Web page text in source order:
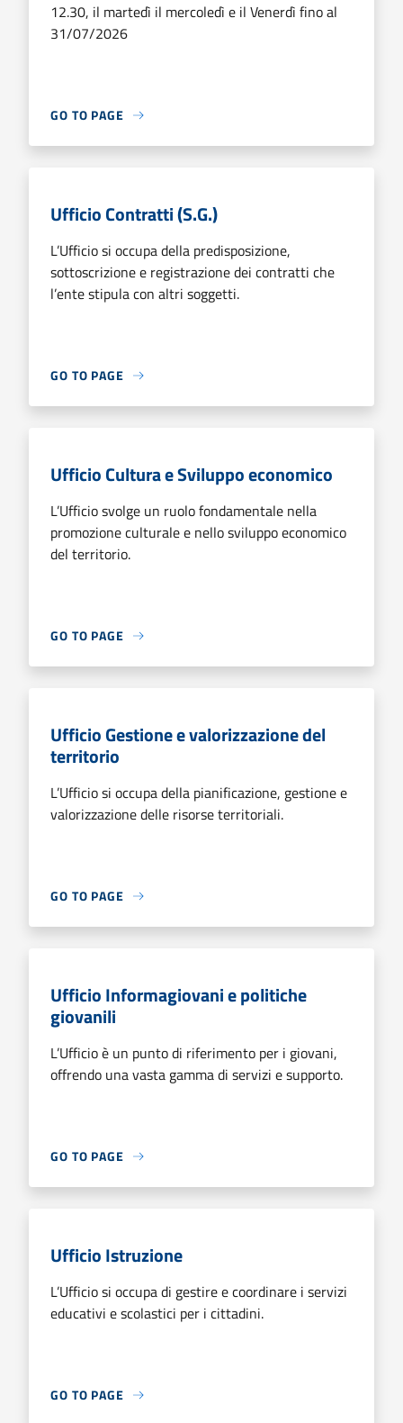
12.30, il martedì il mercoledì e il Venerdì fino al
31/07/2026
GO TO PAGE
Ufficio Contratti (S.G.)
L’Ufficio si occupa della predisposizione,
sottoscrizione e registrazione dei contratti che
l’ente stipula con altri soggetti.
GO TO PAGE
Ufficio Cultura e Sviluppo economico
L’Ufficio svolge un ruolo fondamentale nella
promozione culturale e nello sviluppo economico
del territorio.
GO TO PAGE
Ufficio Gestione e valorizzazione del
territorio
L’Ufficio si occupa della pianificazione, gestione e
valorizzazione delle risorse territoriali.
GO TO PAGE
Ufficio Informagiovani e politiche
giovanili
L’Ufficio è un punto di riferimento per i giovani,
offrendo una vasta gamma di servizi e supporto.
GO TO PAGE
Ufficio Istruzione
L’Ufficio si occupa di gestire e coordinare i servizi
educativi e scolastici per i cittadini.
GO TO PAGE